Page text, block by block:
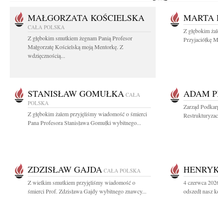
MAŁGORZATA KOŚCIELSKA
CAŁA POLSKA
Z głębokim smutkiem żegnam Panią Profesor
Małgorzatę Kościelską moją Mentorkę. Z
wdzięcznością...
MARTA
Z głębokim
Przyjaciółkę
STANISŁAW GOMUŁKA CAŁA
POLSKA
Z głębokim żalem przyjęliśmy wiadomość o śmierci
Pana Profesora Stanisława Gomułki wybitnego...
ADAM
Zarząd
ZDZISŁAW GAJDA CAŁA POLSKA
Z wielkim smutkiem przyjęliśmy wiadomość o
śmierci Prof. Zdzisława Gajdy wybitnego znawcy...
4 czerwca
odszedł nasz